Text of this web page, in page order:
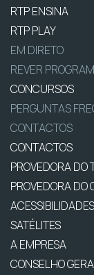
RTP ENSINA
RTP PLAY
EM DIRETO
REVER
CONCURSOS
PERGUNTAS
CONTACTOS
CONTACTOS
PROVEDORA DO
PROVEDORA DO
ACESSIBILIDADES
SATÉLITES
A EMPRESA
CONSELHO